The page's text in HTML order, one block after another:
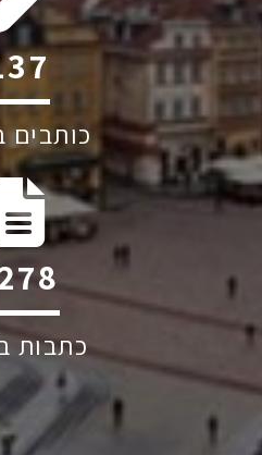
כתבות